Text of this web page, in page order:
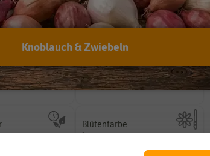
4014352193538
ca. 10 Pflanzen)
ist enthalten
Standort
sonnig
Wie viel Licht benötigt die
Pflanze? (schattig, halbschattig,
sonnig, vollsonnig)
oder
Blütenfarbe
bunt
auch mehrfarbig sein.
Knoblauch & Zwiebeln